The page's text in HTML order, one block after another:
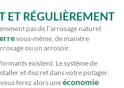
ET RÉGULIÈREMENT
pas de l’arrosage naturel
vous-même, de manière
ou un arrosoir.
existent. Le système de
et discret dans votre potager.
ferez alors uneéconomie